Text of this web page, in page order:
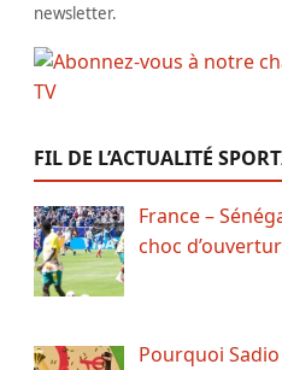
newsletter.
FIL DE L’ACTUALITÉ
France –
choc
Pourquoi